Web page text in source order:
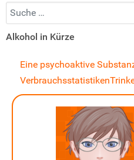
Suchen...
Alkohol in Kürze
Eine psychoaktive
Verbrauchsstatistiken